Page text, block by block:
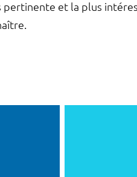
pertinente et la plus